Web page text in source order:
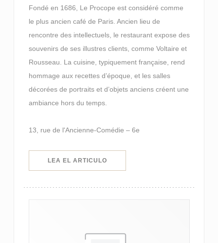
Fondé en 1686, Le Procope est considéré comme
le plus ancien café de Paris. Ancien lieu de
rencontre des intellectuels, le restaurant expose des
souvenirs de ses illustres clients, comme Voltaire et
Rousseau. La cuisine, typiquement française, rend
hommage aux recettes d’époque, et les salles
décorées de portraits et d’objets anciens créent une
ambiance hors du temps.
13, rue de l'Ancienne-Comédie – 6e
LEA EL ARTICULO((ABRE EN UNA NUEVA